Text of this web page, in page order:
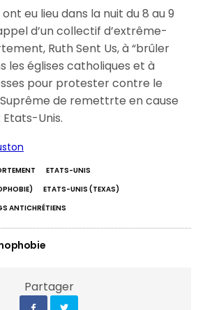
eu lieu dans la nuit du 8 au 9
d’un collectif d’extrême-
Ruth Sent Us, à “brûler
les églises catholiques et à
pour protester contre le
de remettrte en cause
Unis.
ETATS-UNIS
ETATS-UNIS (TEXAS)
ANTICHRÉTIENS
Partager